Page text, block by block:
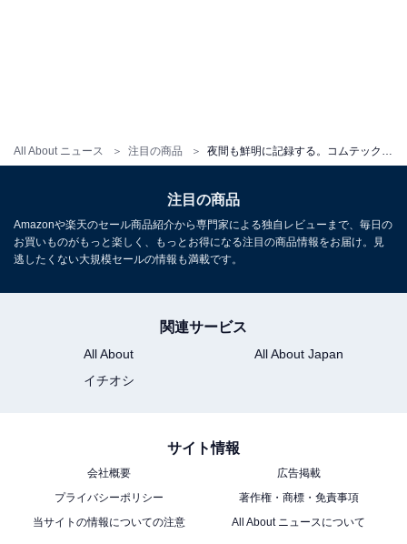
All About ニュース 注目の商品
コムテック ドライブレコーダー ZDR065 フロントカメラ
WQHD 前後STARVIS 2搭載で夜間撮影性能向上 前後2カ
メラ GPS内蔵 後続車両接近お知らせ 運転支援機能 日本
製 3年保証 駐車監視 高速起動 [出張取付サービス対応]
楽天市場で「ZDR065」を見る
注目の商品
Amazonや楽天のセール商品紹介から専門家による独自レビューまで、毎日の
お買いものがもっと楽しく、もっとお得になる注目の商品情報をお届け。見
逃したくない大規模セールの情報も満載です。
関連サービス
All About
All About Japan
イチオシ
サイト情報
会社概要
広告掲載
プライバシーポリシー
著作権・商標・免責事項
当サイトの情報についての注意
All About ニュースについて